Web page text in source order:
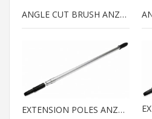
ANGLE CUT BRUSH ANZA PLATINUM
EXTENSION POLES ANZA ELITE